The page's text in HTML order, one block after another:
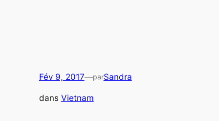
Fév 9, 2017—parSandra
dans Vietnam